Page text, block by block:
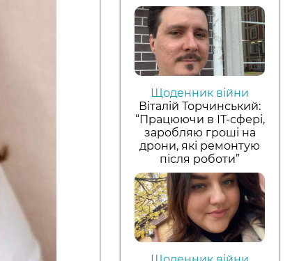
Щоденник війни
Віталій Торчинський:
“Працюючи в ІТ-сфері,
заробляю гроші на
дрони, які ремонтую
після роботи”